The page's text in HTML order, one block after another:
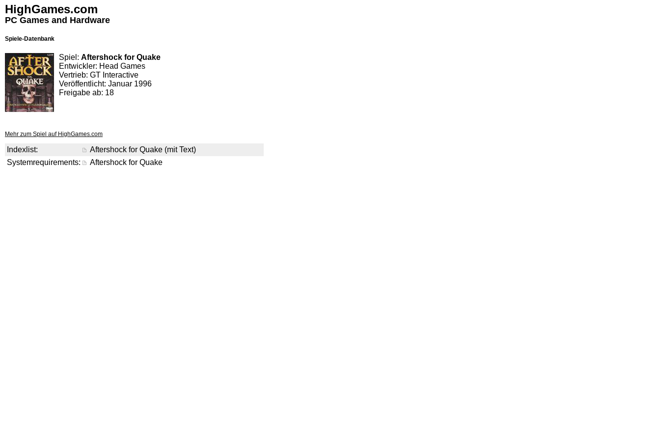
HighGames.com
PC Games and Hardware
Spiele-Datenbank
Spiel: Aftershock for Quake
Entwickler: Head Games
Vertrieb: GT Interactive
Veröffentlicht: Januar 1996
Freigabe ab: 18
Mehr zum Spiel auf HighGames.com
Indexlist:
Aftershock for Quake (mit Text)
Systemrequirements:
Aftershock for Quake